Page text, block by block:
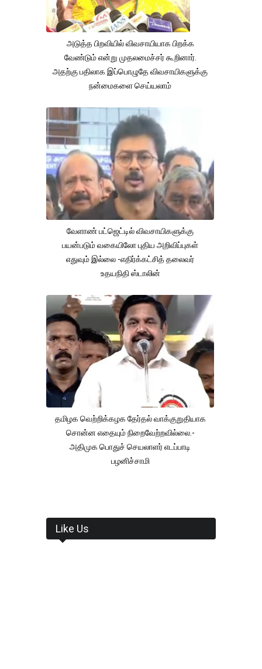
அடுத்த பிறவியில் விவசாயியாக பிறக்க
வேண்டும் என்று முதலமைச்சர் கூறினார்.
அதற்கு பதிலாக இப்பொழுதே விவசாயிகளுக்கு
நன்மைகளை செய்யலாம்
வேளாண் பட்ஜெட்டில் விவசாயிகளுக்கு
பயன்படும் வகையிலோ புதிய அறிவிப்புகள்
எதுவும் இல்லை -எதிர்க்கட்சித் தலைவர்
உதயநிதி ஸ்டாலின்
தமிழக வெற்றிக்கழக தேர்தல் வாக்குறுதியாக
சொன்ன எதையும் நிறைவேற்றவில்லை.-
அதிமுக பொதுச் செயலாளர் எடப்பாடி
பழனிச்சாமி
Like Us